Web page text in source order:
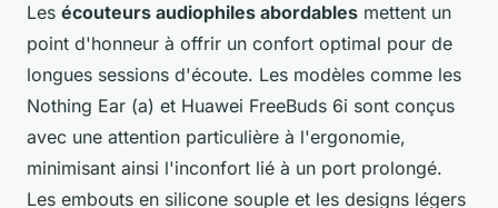
Les écouteurs audiophiles abordables mettent un
point d'honneur à offrir un confort optimal pour de
longues sessions d'écoute. Les modèles comme les
Nothing Ear (a) et Huawei FreeBuds 6i sont conçus
avec une attention particulière à l'ergonomie,
minimisant ainsi l'inconfort lié à un port prolongé.
Les embouts en silicone souple et les designs légers